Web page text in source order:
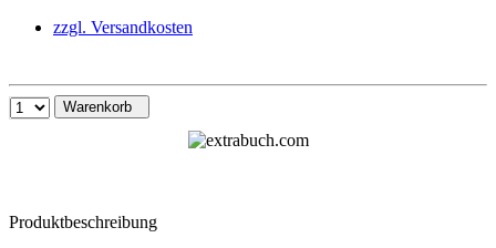
zzgl. Versandkosten
Warenkorb
Produktbeschreibung